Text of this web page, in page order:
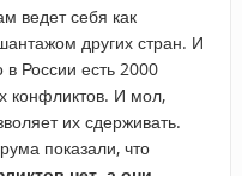
ведет себя как
других стран. И
в России есть 2000
конфликтов. И мол,
их сдерживать.
показали, что